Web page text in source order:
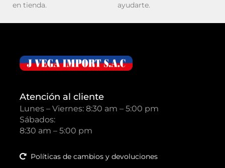
en tienda.
ayudarte.
Atención al cliente
Lunes – Viernes: 8:30 am – 5:00 pm
Sábados:
8:30 am – 5:00 pm
Políticas de cambios y devoluciones